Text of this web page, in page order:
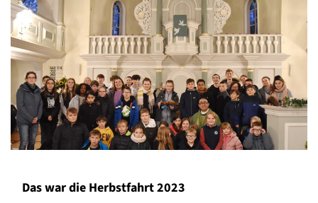
Das war die Herbstfahrt 2023